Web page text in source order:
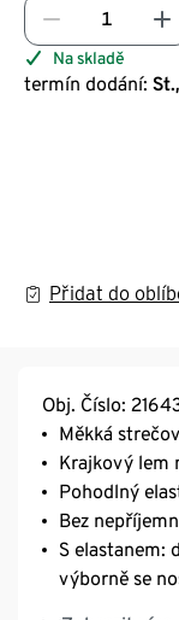
Na skladě
termín dodání:
Přidat do
Obj. Číslo:
Měkká
Krajkový lem
Pohodlný
Bez
S elastanem:
výborně se
GOTS